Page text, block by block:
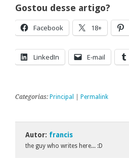
Gostou desse artigo?
Facebook 18+
LinkedIn E-mail
Categorias: Principal Permalink
Autor: francis
the guy who writes here... :D